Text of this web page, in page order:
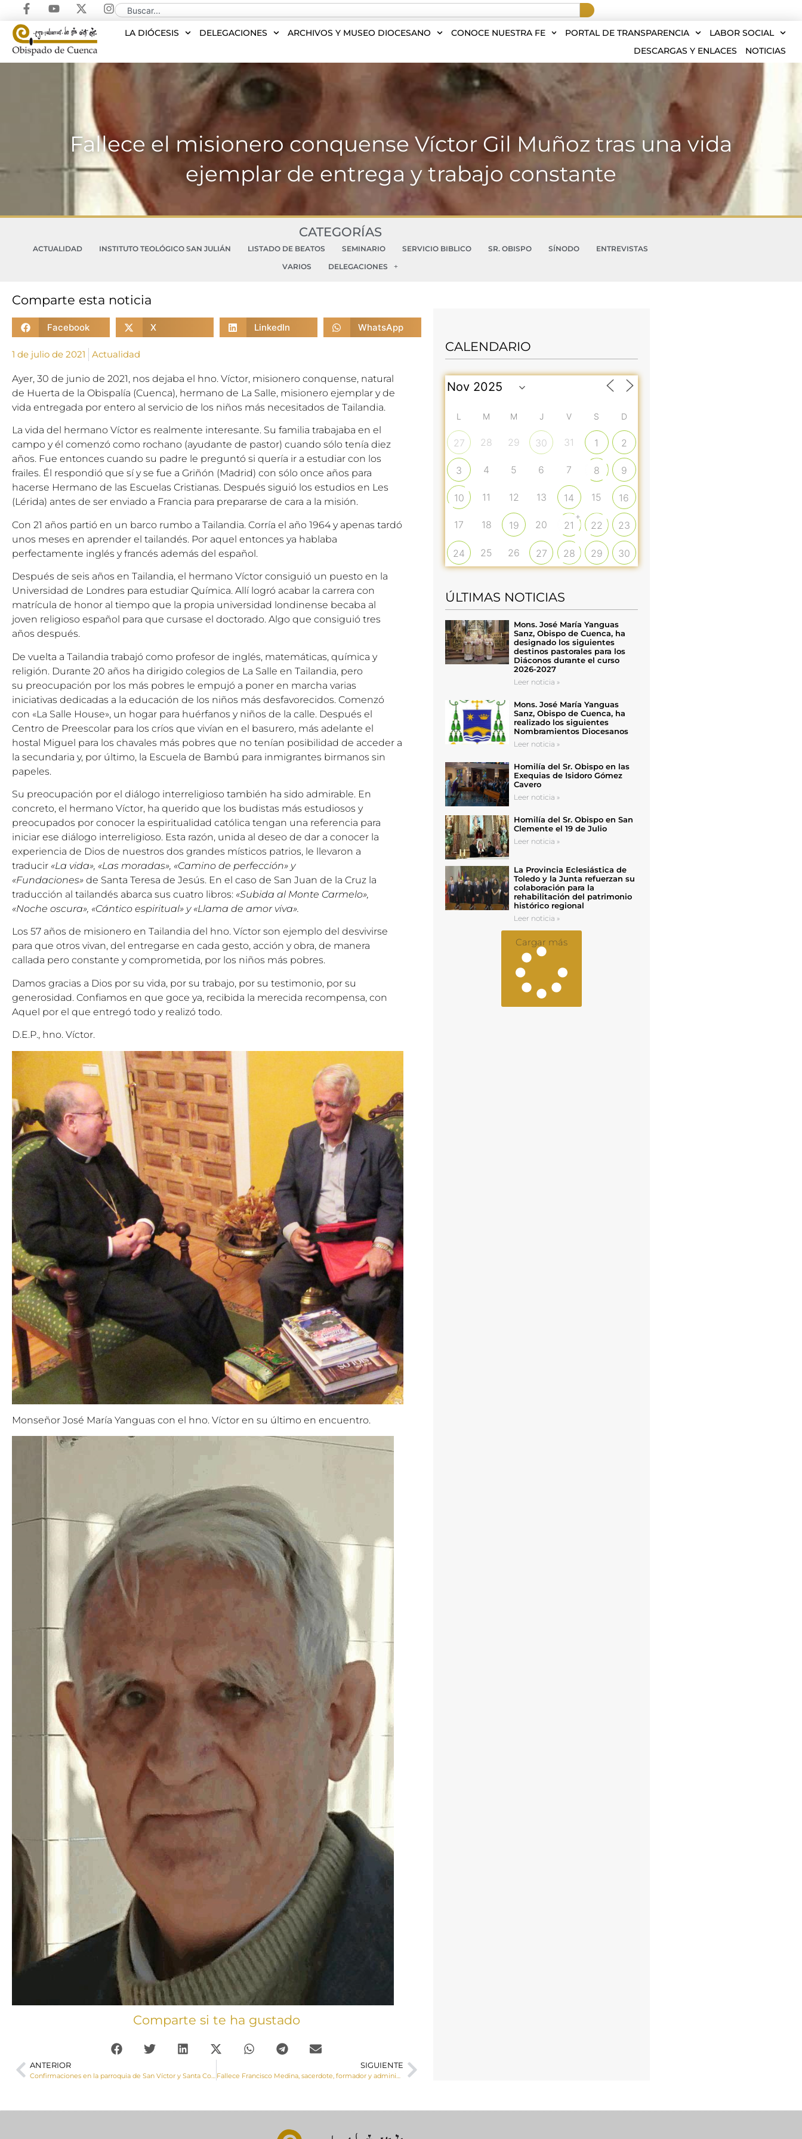
LA DIÓCESIS DELEGACIONES ARCHIVOS Y MUSEO DIOCESANO CONOCE NUESTRA FE PORTAL DE TRANSPARENCIA
LABOR SOCIAL
DESCARGAS Y ENLACES
NOTICIAS
Fallece el misionero conquense Víctor Gil Muñoz tras una vida
ejemplar de entrega y trabajo constante
CATEGORÍAS
ACTUALIDAD INSTITUTO TEOLÓGICO SAN JULIÁN LISTADO DE BEATOS SEMINARIO SERVICIO BIBLICO SR. OBISPO SÍNODO
ENTREVISTAS
VARIOS
DELEGACIONES
Comparte esta noticia
Facebook X LinkedIn WhatsApp
1 de julio de 2021 Actualidad
Ayer, 30 de junio de 2021, nos dejaba el hno. Víctor, misionero conquense, natural
de Huerta de la Obispalía (Cuenca), hermano de La Salle, misionero ejemplar y de
vida entregada por entero al servicio de los niños más necesitados de Tailandia.
La vida del hermano Víctor es realmente interesante. Su familia trabajaba en el
campo y él comenzó como rochano (ayudante de pastor) cuando sólo tenía diez
años. Fue entonces cuando su padre le preguntó si quería ir a estudiar con los
frailes. Él respondió que sí y se fue a Griñón (Madrid) con sólo once años para
hacerse Hermano de las Escuelas Cristianas. Después siguió los estudios en Les
(Lérida) antes de ser enviado a Francia para prepararse de cara a la misión.
Con 21 años partió en un barco rumbo a Tailandia. Corría el año 1964 y apenas tardó
unos meses en aprender el tailandés. Por aquel entonces ya hablaba
perfectamente inglés y francés además del español.
Después de seis años en Tailandia, el hermano Víctor consiguió un puesto en la
Universidad de Londres para estudiar Química. Allí logró acabar la carrera con
matrícula de honor al tiempo que la propia universidad londinense becaba al
joven religioso español para que cursase el doctorado. Algo que consiguió tres
años después.
De vuelta a Tailandia trabajó como profesor de inglés, matemáticas, química y
religión. Durante 20 años ha dirigido colegios de La Salle en Tailandia, pero
su preocupación por los más pobres le empujó a poner en marcha varias
iniciativas dedicadas a la educación de los niños más desfavorecidos. Comenzó
con «La Salle House», un hogar para huérfanos y niños de la calle. Después el
Centro de Preescolar para los críos que vivían en el basurero, más adelante el
hostal Miguel para los chavales más pobres que no tenían posibilidad de acceder a
la secundaria y, por último, la Escuela de Bambú para inmigrantes birmanos sin
papeles.
Su preocupación por el diálogo interreligioso también ha sido admirable. En
concreto, el hermano Víctor, ha querido que los budistas más estudiosos y
preocupados por conocer la espiritualidad católica tengan una referencia para
iniciar ese diálogo interreligioso. Esta razón, unida al deseo de dar a conocer la
experiencia de Dios de nuestros dos grandes místicos patrios, le llevaron a
traducir «La vida», «Las moradas», «Camino de perfección» y
«Fundaciones» de Santa Teresa de Jesús. En el caso de San Juan de la Cruz la
traducción al tailandés abarca sus cuatro libros: «Subida al Monte Carmelo»,
«Noche oscura», «Cántico espiritual» y «Llama de amor viva».
Los 57 años de misionero en Tailandia del hno. Víctor son ejemplo del desvivirse
para que otros vivan, del entregarse en cada gesto, acción y obra, de manera
callada pero constante y comprometida, por los niños más pobres.
Damos gracias a Dios por su vida, por su trabajo, por su testimonio, por su
generosidad. Confiamos en que goce ya, recibida la merecida recompensa, con
Aquel por el que entregó todo y realizó todo.
D.E.P., hno. Víctor.
Monseñor José María Yanguas con el hno. Víctor en su último en encuentro.
Comparte si te ha gustado
ANTERIOR
Confirmaciones en la parroquia de San Víctor y Santa Corona de Tarancón
SIGUIENTE
Fallece Francisco Medina, sacerdote, formador y administrador del Monasterio de Uclés y director del Museo Diocesano
CALENDARIO
L M M J V S D
27 28 29 30 31 1 2
3 4 5 6 7 8 9
10 11 12 13 14 15 16
17 18 19 20 21
+
22 23
24 25 26 27 28 29 30
ÚLTIMAS NOTICIAS
Mons. José María Yanguas
Sanz, Obispo de Cuenca, ha
designado los siguientes
destinos pastorales para los
Diáconos durante el curso
2026-2027
Leer noticia »
Mons. José María Yanguas
Sanz, Obispo de Cuenca, ha
realizado los siguientes
Nombramientos Diocesanos
Leer noticia »
Homilía del Sr. Obispo en las
Exequias de Isidoro Gómez
Cavero
Leer noticia »
Homilía del Sr. Obispo en San
Clemente el 19 de Julio
Leer noticia »
La Provincia Eclesiástica de
Toledo y la Junta refuerzan su
colaboración para la
rehabilitación del patrimonio
histórico regional
Leer noticia »
Cargar más